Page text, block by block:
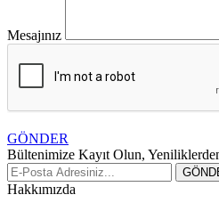
Mesajınız
GÖNDER
Bültenimize Kayıt Olun,
Hakkımızda